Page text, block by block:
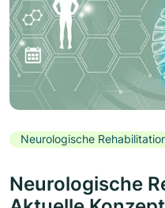
Neurologische
Neurologische